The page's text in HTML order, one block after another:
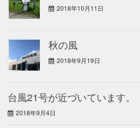
2018年10月11日
秋の風
2018年9月19日
台風21号が近づいています。
2018年9月4日